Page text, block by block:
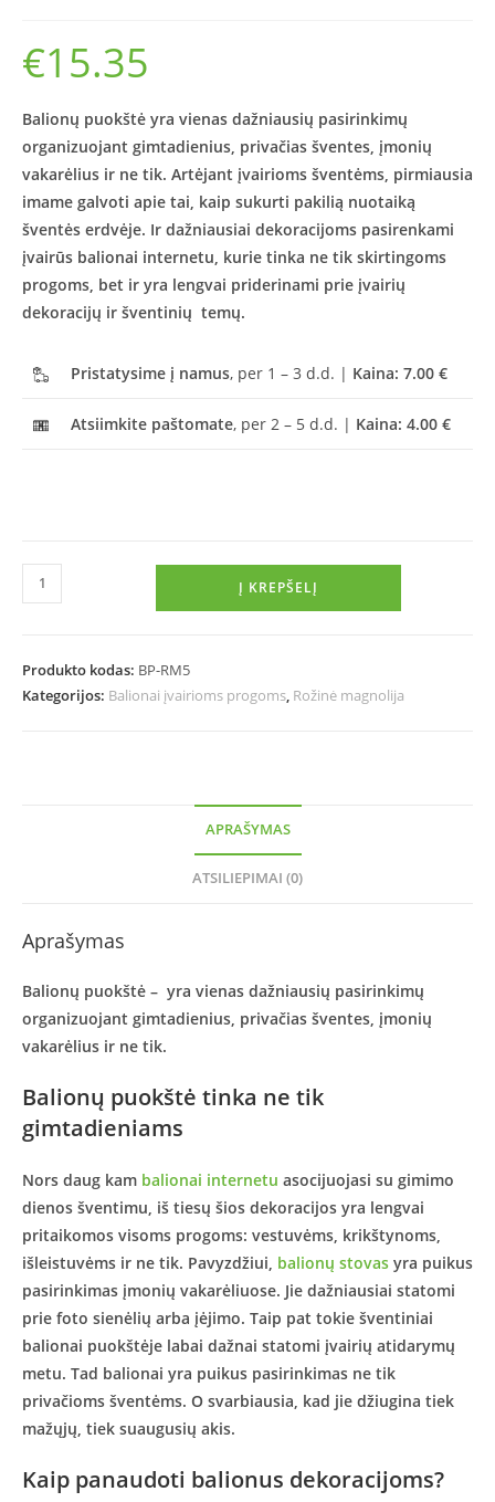
€15.35
Balionų puokštė yra vienas dažniausių pasirinkimų
organizuojant gimtadienius, privačias šventes, įmonių
vakarėlius ir ne tik. Artėjant įvairioms šventėms, pirmiausia
imame galvoti apie tai, kaip sukurti pakilią nuotaiką
šventės erdvėje. Ir dažniausiai dekoracijoms pasirenkami
įvairūs balionai internetu, kurie tinka ne tik skirtingoms
progoms, bet ir yra lengvai priderinami prie įvairių
dekoracijų ir šventinių temų.
Pristatysime į namus, per 1 – 3 d.d. | Kaina: 7.00 €
Atsiimkite paštomate, per 2 – 5 d.d. | Kaina: 4.00 €
Į KREPŠELĮ
Produkto kodas: BP-RM5
Kategorijos: Balionai įvairioms progoms, Rožinė magnolija
APRAŠYMAS
ATSILIEPIMAI (0)
Aprašymas
Balionų puokštė – yra vienas dažniausių pasirinkimų
organizuojant gimtadienius, privačias šventes, įmonių
vakarėlius ir ne tik.
Balionų puokštė tinka ne tik
gimtadieniams
Nors daug kam balionai internetu asocijuojasi su gimimo
dienos šventimu, iš tiesų šios dekoracijos yra lengvai
pritaikomos visoms progoms: vestuvėms, krikštynoms,
išleistuvėms ir ne tik. Pavyzdžiui, balionų stovas yra puikus
pasirinkimas įmonių vakarėliuose. Jie dažniausiai statomi
prie foto sienėlių arba įėjimo. Taip pat tokie šventiniai
balionai puokštėje labai dažnai statomi įvairių atidarymų
metu. Tad balionai yra puikus pasirinkimas ne tik
privačioms šventėms. O svarbiausia, kad jie džiugina tiek
mažųjų, tiek suaugusių akis.
Kaip panaudoti balionus dekoracijoms?